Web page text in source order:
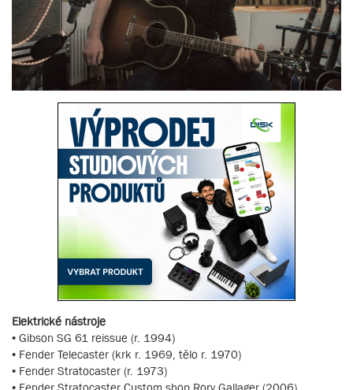
Elektrické nástroje
• Gibson SG 61 reissue (r. 1994)
• Fender Telecaster (krk r. 1969, tělo r. 1970)
• Fender Stratocaster (r. 1973)
• Fender Stratocaster Custom shop Rory Gallager (2006)